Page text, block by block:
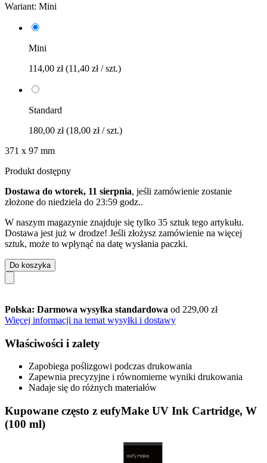
Wariant: Mini
Mini
114,00 zł(11,40 zł / szt.)
Standard
180,00 zł(18,00 zł / szt.)
371 x 97 mm
Produkt dostępny
Dostawa do wtorek, 11 sierpnia, jeśli zamówienie zostanie
złożone do niedziela do 23:59 godz..
W naszym magazynie znajduje się tylko 35 sztuk tego artykułu.
Dostawa jest już w drodze! Jeśli złożysz zamówienie na więcej
sztuk, może to wpłynąć na datę wysłania paczki.
Do koszyka
Polska: Darmowa wysyłka standardowa od 229,00 zł
Więcej informacji na temat wysyłki i dostawy
Właściwości i zalety
Zapobiega poślizgowi podczas drukowania
Zapewnia precyzyjne i równomierne wyniki drukowania
Nadaje się do różnych materiałów
Kupowane często z eufyMake UV Ink Cartridge, W
(100 ml)